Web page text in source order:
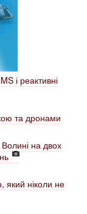
і реактивні
та дронами
на двох
який ніколи не